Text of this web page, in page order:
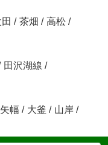
/ 茶畑 / 高松 /
田沢湖線 /
矢幅 / 大釜 / 山岸 /